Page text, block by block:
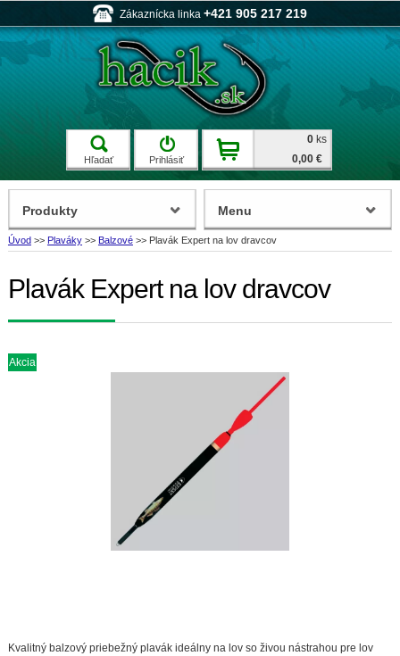
Zákaznícka linka +421 905 217 219
Hľadať Prihlásiť
0 ks
0,00 €
Úvod >> Plaváky >> Balzové >> Plavák Expert na lov dravcov
Plavák Expert na lov dravcov
Akcia
Kvalitný balzový priebežný plavák ideálny na lov so živou nástrahou pre lov
Produkty Menu